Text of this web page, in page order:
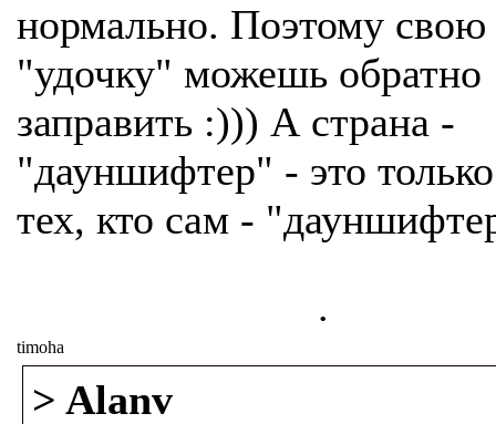
нормально. Поэтому свою
"удочку" можешь обратно
заправить :))) А страна -
"дауншифтер" - это
тех, кто сам -
.
timoha
> Alanv